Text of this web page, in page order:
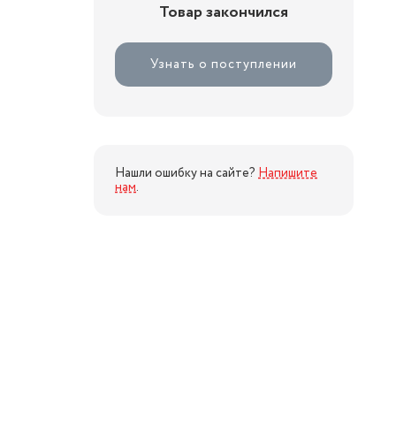
Товар закончился
Узнать о поступлении
Нашли ошибку на сайте? Напишите
нам.